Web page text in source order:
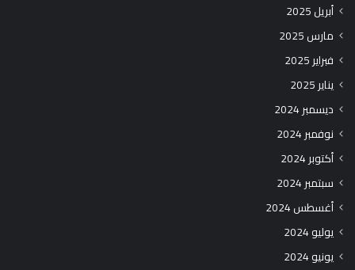
أبريل 2025
مارس 2025
فبراير 2025
يناير 2025
ديسمبر 2024
نوفمبر 2024
أكتوبر 2024
سبتمبر 2024
أغسطس 2024
يوليو 2024
يونيو 2024